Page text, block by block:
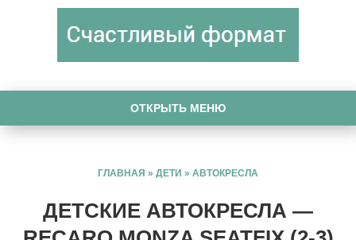
ОТКРЫТЬ МЕНЮ
ГЛАВНАЯ » ДЕТИ » АВТОКРЕСЛА
ДЕТСКИЕ АВТОКРЕСЛА —